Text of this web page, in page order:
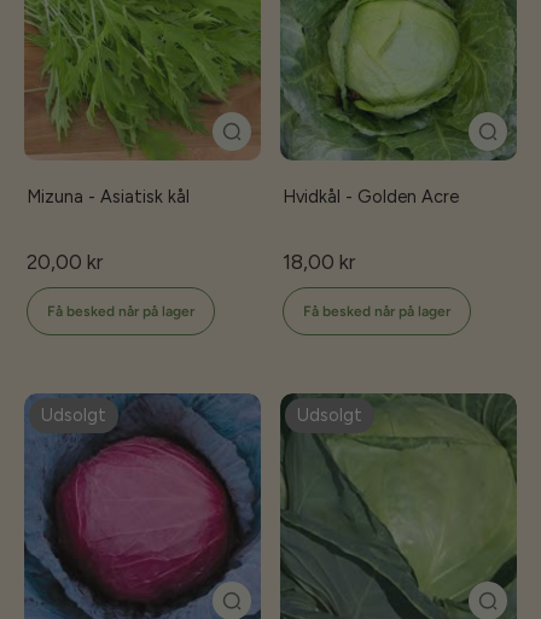
Mizuna - Asiatisk kål
20,00 kr
Få besked når på lager
Hvidkål - Golden Acre
18,00 kr
Få besked når på lager
Udsolgt Udsolgt